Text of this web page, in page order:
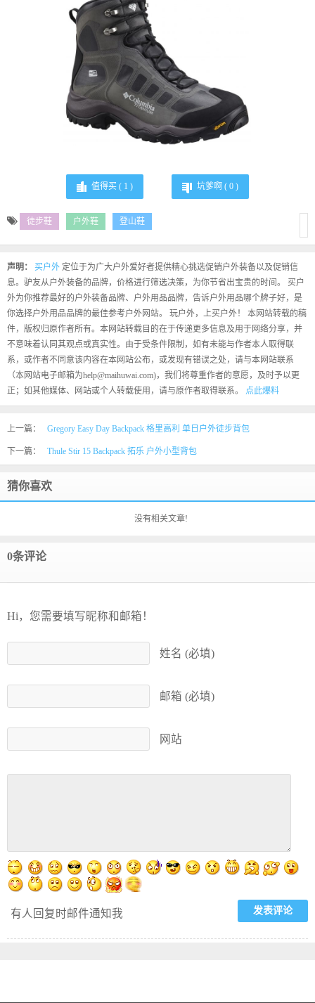
值得买 ( 1 ) 坑爹啊 ( 0)
徒步鞋 户外鞋 登山鞋
声明： 买户外 定位于为广大户外爱好者提供精心挑选促销户外装备以及促销信
息。驴友从户外装备的品牌，价格进行筛选决策，为你节省出宝贵的时间。 买户
外为你推荐最好的户外装备品牌、户外用品品牌，告诉户外用品哪个牌子好，是
你选择户外用品品牌的最佳参考户外网站。 玩户外，上买户外！ 本网站转载的稿
件，版权归原作者所有。本网站转载目的在于传递更多信息及用于网络分享，并
不意味着认同其观点或真实性。由于受条件限制，如有未能与作者本人取得联
系，或作者不同意该内容在本网站公布，或发现有错误之处，请与本网站联系
（本网站电子邮箱为help@maihuwai.com)，我们将尊重作者的意愿，及时予以更
正；如其他媒体、网站或个人转载使用，请与原作者取得联系。 点此爆料
上一篇： Gregory Easy Day Backpack 格里高利 单日户外徒步背包
下一篇： Thule Stir 15 Backpack 拓乐 户外小型背包
猜你喜欢
没有相关文章!
0条评论
Hi，您需要填写昵称和邮箱！
姓名 (必填)
邮箱 (必填)
网站
有人回复时邮件通知我